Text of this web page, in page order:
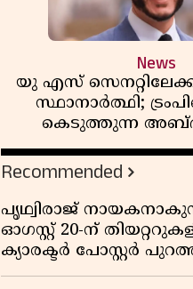
News
യു എസ് സെനറ്റിലേക്ക്
സ്ഥാനാർത്ഥി;
കെടുത്തുന്ന
സയ്യിദിന്റെ
'അവസാന
പ്രസിഡന്റാകുമോ
Recommended
പൃഥ്വിരാജ്
ഓഗസ്റ്റ് 20-ന്
ക്യാരക്ടർ പോസ്റ്റർ